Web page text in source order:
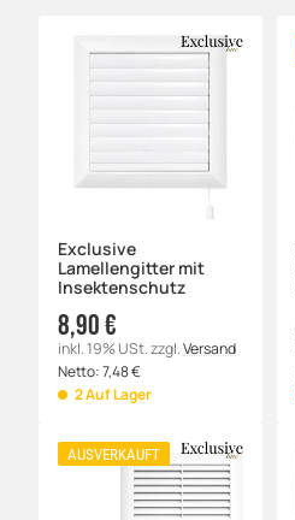
Exclusive
Lamellengitter mit
Insektenschutz
8,90 €
inkl. 19% USt.zzgl.Versand
Netto:7,48€
2 Auf Lager
AUSVERKAUFT